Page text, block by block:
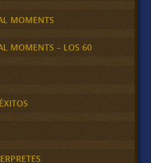
MOMENTS
MOMENTS – LOS 60